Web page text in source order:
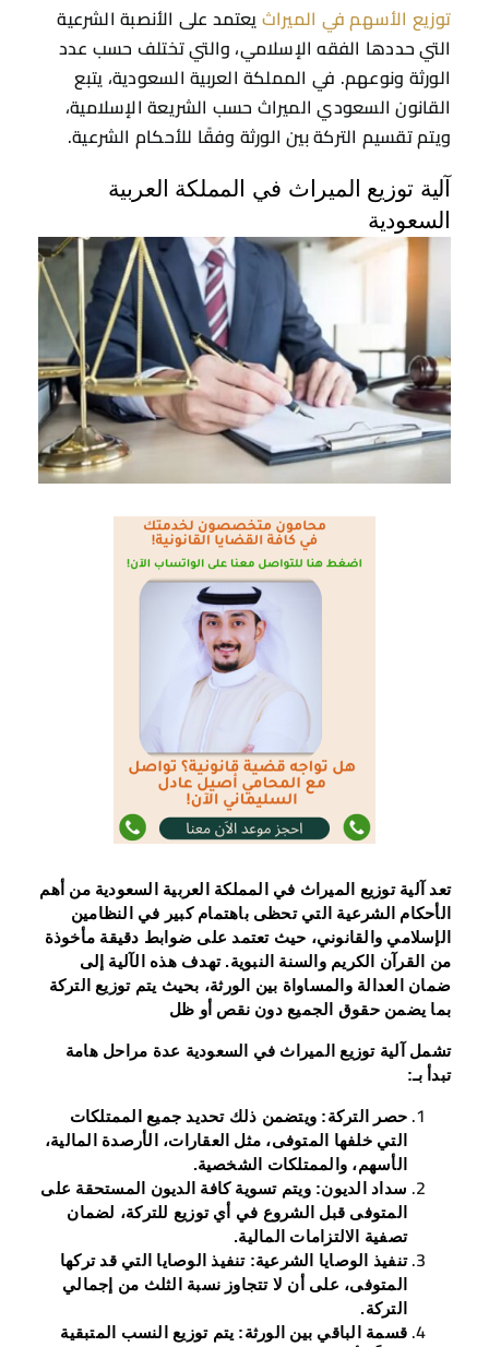
توزيع الأسهم في الميراثيعتمد على الأنصبة الشرعية
التي حددها الفقه الإسلامي، والتي تختلف حسب عدد
الورثة ونوعهم. في المملكة العربية السعودية، يتبع
القانون السعودي الميراث حسب الشريعة الإسلامية،
ويتم تقسيم التركة بين الورثة وفقًا للأحكام الشرعية.
آلية توزيع الميراث في المملكة العربية
السعودية
تعد آلية توزيع الميراث في المملكة العربية السعودية من أهم
الأحكام الشرعية التي تحظى باهتمام كبير في النظامين
الإسلامي والقانوني، حيث تعتمد على ضوابط دقيقة مأخوذة
من القرآن الكريم والسنة النبوية. تهدف هذه الآلية إلى
ضمان العدالة والمساواة بين الورثة، بحيث يتم توزيع التركة
بما يضمن حقوق الجميع دون نقص أو ظل
تشمل آلية توزيع الميراث في السعودية عدة مراحل هامة
تبدأ بـ:
حصر التركة: ويتضمن ذلك تحديد جميع الممتلكات
التي خلفها المتوفى، مثل العقارات، الأرصدة المالية،
الأسهم، والممتلكات الشخصية.
سداد الديون: ويتم تسوية كافة الديون المستحقة على
المتوفى قبل الشروع في أي توزيع للتركة، لضمان
تصفية الالتزامات المالية.
تنفيذ الوصايا الشرعية: تنفيذ الوصايا التي قد تركها
المتوفى، على أن لا تتجاوز نسبة الثلث من إجمالي
التركة.
قسمة الباقي بين الورثة: يتم توزيع النسب المتبقية